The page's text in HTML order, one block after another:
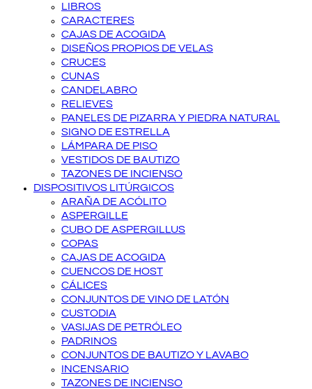
LIBROS
CARACTERES
CAJAS DE ACOGIDA
DISEÑOS PROPIOS DE VELAS
CRUCES
CUNAS
CANDELABRO
RELIEVES
PANELES DE PIZARRA Y PIEDRA NATURAL
SIGNO DE ESTRELLA
LÁMPARA DE PISO
VESTIDOS DE BAUTIZO
TAZONES DE INCIENSO
DISPOSITIVOS LITÚRGICOS
ARAÑA DE ACÓLITO
ASPERGILLE
CUBO DE ASPERGILLUS
COPAS
CAJAS DE ACOGIDA
CUENCOS DE HOST
CÁLICES
CONJUNTOS DE VINO DE LATÓN
CUSTODIA
VASIJAS DE PETRÓLEO
PADRINOS
CONJUNTOS DE BAUTIZO Y LAVABO
INCENSARIO
TAZONES DE INCIENSO